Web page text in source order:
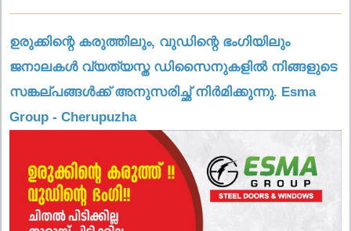
ഉരുക്കിന്റെ കരുത്തിലും, വുഡിന്റെ ഭംഗിയിലും
ജനാലകൾ വ്യത്യസ്ത ഡിസൈനുകളിൽ നിങ്ങളുടെ
സങ്കല്പങ്ങൾക്ക് അനുസരിച്ഛ് നിർമിക്കുന്നു. Esma
Group - Cherupuzha